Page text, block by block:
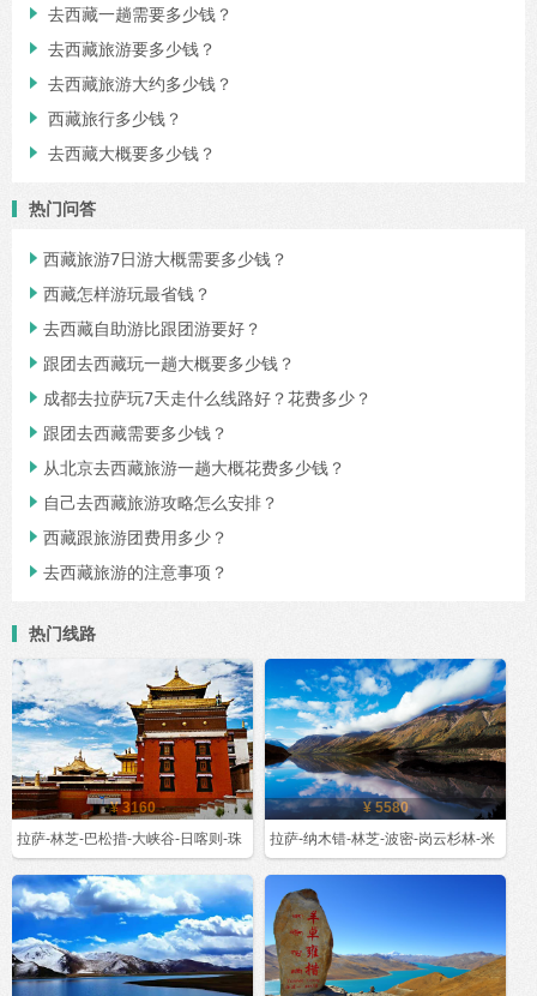
 去西藏一趟需要多少钱？
 去西藏旅游要多少钱？
 去西藏旅游大约多少钱？
 西藏旅行多少钱？
 去西藏大概要多少钱？
热门问答
 西藏旅游7日游大概需要多少钱？
 西藏怎样游玩最省钱？
 去西藏自助游比跟团游要好？
 跟团去西藏玩一趟大概要多少钱？
 成都去拉萨玩7天走什么线路好？花费多少？
 跟团去西藏需要多少钱？
 从北京去西藏旅游一趟大概花费多少钱？
 自己去西藏旅游攻略怎么安排？
 西藏跟旅游团费用多少？
 去西藏旅游的注意事项？
热门线路
¥ 3160
拉萨-林芝-巴松措-大峡谷-日喀则-珠
¥ 5580
拉萨-纳木错-林芝-波密-岗云杉林-米